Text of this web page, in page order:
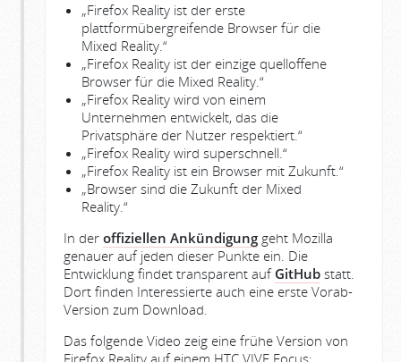
„Firefox Reality ist der erste
plattformübergreifende Browser für die
Mixed Reality.“
„Firefox Reality ist der einzige quelloffene
Browser für die Mixed Reality.“
„Firefox Reality wird von einem
Unternehmen entwickelt, das die
Privatsphäre der Nutzer respektiert.“
„Firefox Reality wird superschnell.“
„Firefox Reality ist ein Browser mit Zukunft.“
„Browser sind die Zukunft der Mixed
Reality.“
In der offiziellen Ankündigung geht Mozilla
genauer auf jeden dieser Punkte ein. Die
Entwicklung findet transparent auf GitHub statt.
Dort finden Interessierte auch eine erste Vorab-
Version zum Download.
Das folgende Video zeig eine frühe Version von